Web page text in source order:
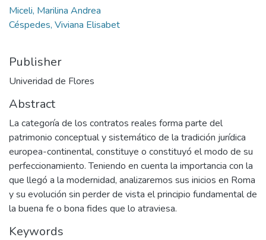
Miceli, Marilina Andrea
Céspedes, Viviana Elisabet
Publisher
Univeridad de Flores
Abstract
La categoría de los contratos reales forma parte del
patrimonio conceptual y sistemático de la tradición jurídica
europea-continental, constituye o constituyó el modo de su
perfeccionamiento. Teniendo en cuenta la importancia con la
que llegó a la modernidad, analizaremos sus inicios en Roma
y su evolución sin perder de vista el principio fundamental de
la buena fe o bona fides que lo atraviesa.
Keywords